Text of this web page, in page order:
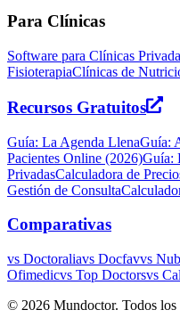
Para Clínicas
Software para Clínicas
FisioterapiaClínicas de
Recursos Gratuitos
Guía: La Agenda LlenaGuía:
Pacientes Online (2026)Guía:
PrivadasCalculadora de
Gestión de Consulta
Comparativas
vs Doctoraliavs Docfavvs
Ofimedicvs Top Doctorsvs
© 2026 Mundoctor. Todos los